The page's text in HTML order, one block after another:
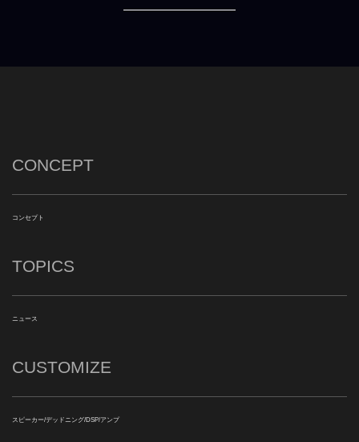
CONCEPT
コンセプト
TOPICS
ニュース
CUSTOMIZE
スピーカー/デッドニング/DSP/アンプ